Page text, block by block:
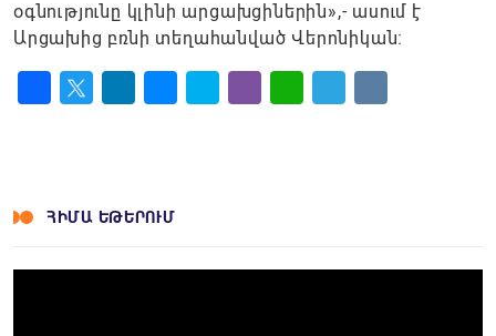
օգնությունը կլինի արցախցիներին»,- ասում է
Արցախից բռնի տեղահանված Վերոնիկան։
ՀԻՄԱ ԵԹԵՐՈՒՄ